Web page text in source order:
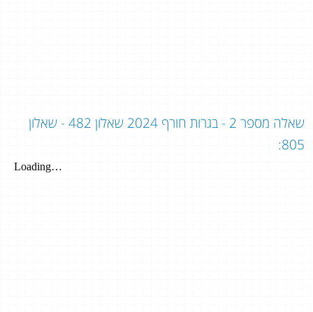
שאלה מספר 2 - בגרות חורף 2024 שאלון 482 - שאלון
805: